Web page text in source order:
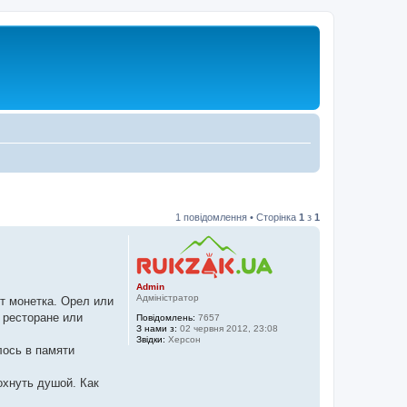
1 повідомлення • Сторінка 1 з 1
Admin
Адміністратор
Повідомлень: 7657
З нами з: 02 червня 2012, 23:08
Звідки: Херсон
монетка. Орел или
или
в памяти
душой. Как